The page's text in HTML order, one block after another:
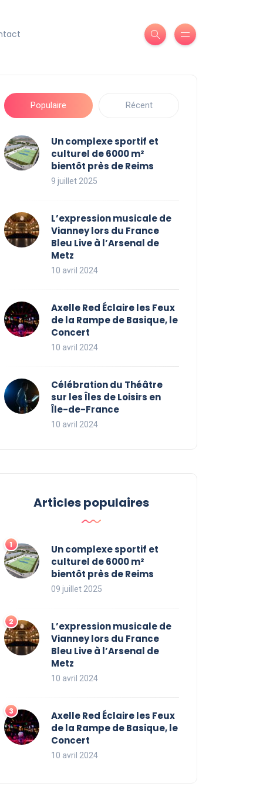
Populaire Récent
Un complexe sportif et
culturel de 6000 m²
bientôt près de Reims
9 juillet 2025
L’expression musicale de
Vianney lors du France
Bleu Live à l’Arsenal de
Metz
10 avril 2024
Axelle Red Éclaire les Feux
de la Rampe de Basique, le
Concert
10 avril 2024
Célébration du Théâtre
sur les Îles de Loisirs en
Île-de-France
10 avril 2024
Vivez l’harmonie lors du
concert à l’opéra de Nantes,
une expérience So British!
spectacles-france.com
Articles populaires
Un complexe sportif et
culturel de 6000 m²
bientôt près de Reims
09 juillet 2025
L’expression musicale de
Vianney lors du France
Bleu Live à l’Arsenal de
Metz
10 avril 2024
Axelle Red Éclaire les Feux
de la Rampe de Basique, le
Concert
10 avril 2024